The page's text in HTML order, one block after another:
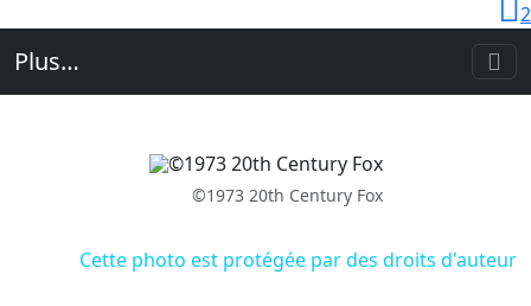
2
Plus…
©1973 20th Century Fox
Cette photo est protégée par des droits d'auteur